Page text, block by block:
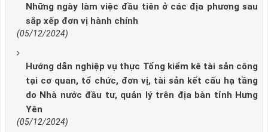
Những ngày làm việc đầu tiên ở các địa phương sau
sắp xếp đơn vị hành chính
(05/12/2024)
Hướng dẫn nghiệp vụ thực Tổng kiểm kê tài sản công
tại cơ quan, tổ chức, đơn vị, tài sản kết cấu hạ tầng
do Nhà nước đầu tư, quản lý trên địa bàn tỉnh Hưng
Yên
(05/12/2024)